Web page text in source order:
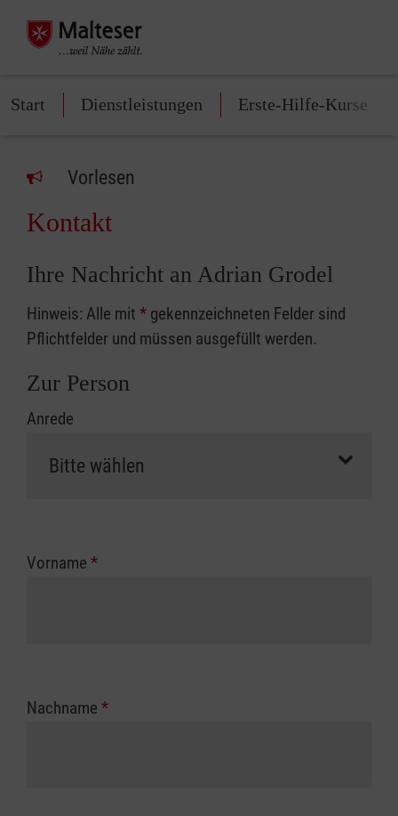
Start Dienstleistungen Erste-Hilfe-Kurse
Vorlesen
Kontakt
Ihre Nachricht an Adrian Grodel
Hinweis: Alle mit * gekennzeichneten Felder sind
Pflichtfelder und müssen ausgefüllt werden.
Zur Person
Anrede
Vorname *
Nachname *